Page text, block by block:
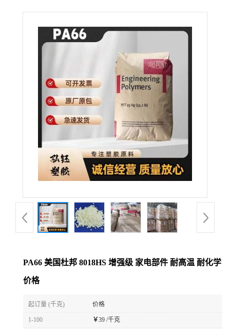
品
展
PA66 美国杜邦 8018HS 增强级 家电部件 耐高温 耐化学
价格
起订量 (千克) 价格
1-100 ￥39 /千克